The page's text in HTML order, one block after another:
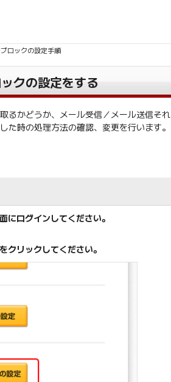
ロックの設定手順
クの設定をする
るかどうか、メール受信／メール送信それ
時の処理方法の確認、変更を行います。
にログインしてください。
リックしてください。